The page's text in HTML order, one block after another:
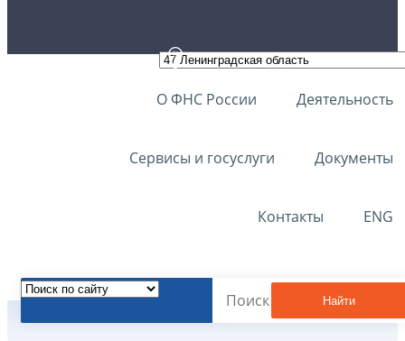
О ФНС России Деятельность
Сервисы и госуслуги Документы
Контакты ENG
Найти